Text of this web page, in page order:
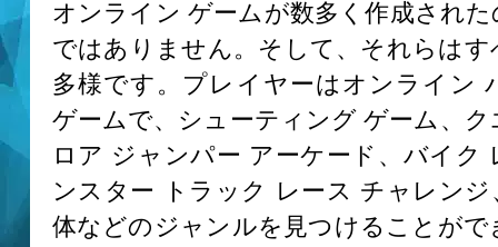
オンライン ゲームが数多く作成され
ではありません。そして、それらは
多様です。プレイヤーはオンライン
ゲームで、シューティング ゲーム、
ロア ジャンパー アーケード、バイク
ンスター トラック レース チャレンジ
体などのジャンルを見つけることがで